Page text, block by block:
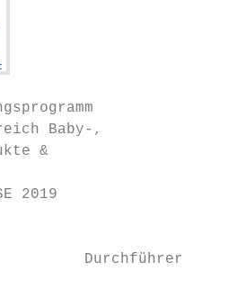
Baby-,
&
2019
Durchführer